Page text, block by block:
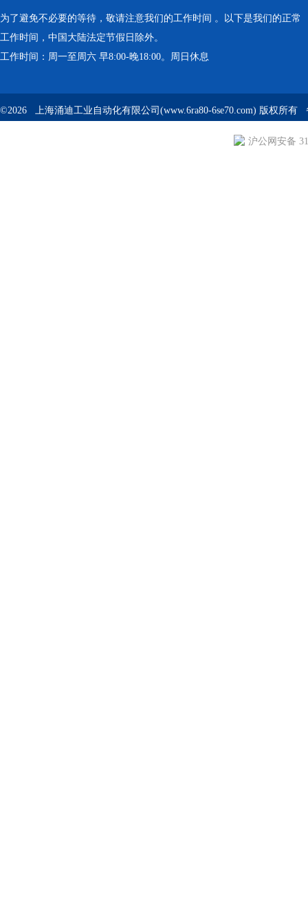
为了避免不必要的等待，敬请注意我们的工作时间 。以下是我们的正常
工作时间，中国大陆法定节假日除外。
工作时间：周一至周六 早8:00-晚18:00。周日休息
©2026 上海涌迪工业自动化有限公司(www.6ra80-6se70.com) 版权所有
沪公网安备